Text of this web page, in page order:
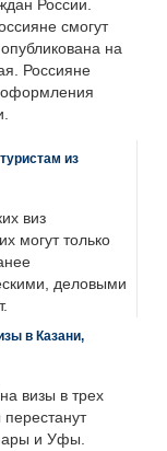
России.
смогут
на
Россияне
оформления
из
виз
могут только
деловыми
в Казани,
визы в трех
и Уфы.